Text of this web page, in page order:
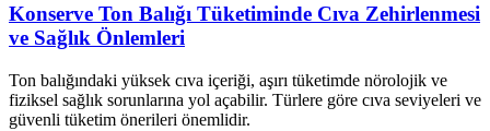
Konserve Ton Balığı Tüketiminde Cıva Zehirlenmesi
ve Sağlık Önlemleri
Ton balığındaki yüksek cıva içeriği, aşırı tüketimde nörolojik ve
fiziksel sağlık sorunlarına yol açabilir. Türlere göre cıva seviyeleri ve
güvenli tüketim önerileri önemlidir.